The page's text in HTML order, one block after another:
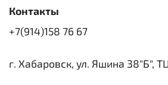
Контакты
+7(914)158 76 67
г. Хабаровск, ул. Яшина 38"Б",